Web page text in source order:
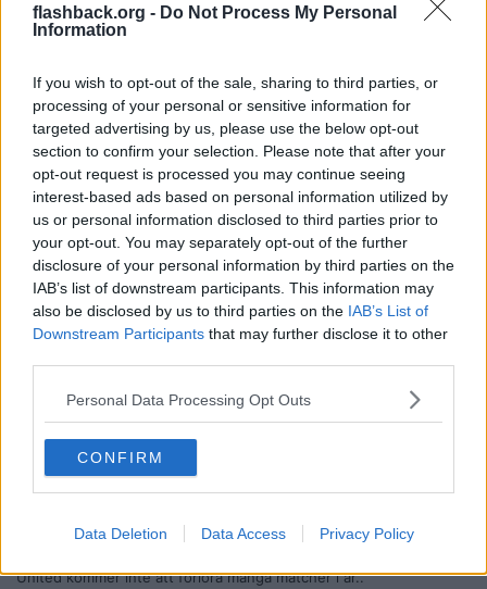
flashback.org - Do Not Process My Personal
Information
If you wish to opt-out of the sale, sharing to third parties, or
processing of your personal or sensitive information for
targeted advertising by us, please use the below opt-out
section to confirm your selection. Please note that after your
opt-out request is processed you may continue seeing
interest-based ads based on personal information utilized by
us or personal information disclosed to third parties prior to
your opt-out. You may separately opt-out of the further
disclosure of your personal information by third parties on the
IAB’s list of downstream participants. This information may
also be disclosed by us to third parties on the IAB’s List of
Downstream Participants that may further disclose it to other
Personal Data Processing Opt Outs
CONFIRM
Data Deletion Data Access Privacy Policy
Citera
mushymushy
Inlägg: 2 541
Citat:
Ursprungligen postat avLuaLua
Nu var ju inte ens Jones avstängd igår. Oklart om han bara
vilades eller är skadad.
Okej, missuppfattade ovan inlägg då. Oavsett: bra för Sverige att
han fick speltid igår.
2017-09-28, 10:19
Tradern69
popparen
Man United är en maskin...ett otroligt bra lag.. som saknar både
United kommer inte att förlora många matcher i år..